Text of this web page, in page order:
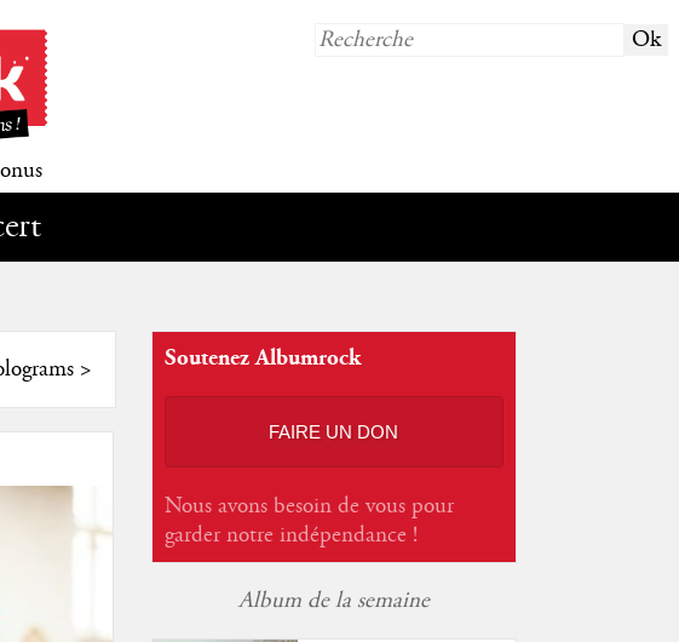
> Soutenez Albumrock
FAIRE UN DON
Nous avons besoin de vous pour
garder notre indépendance !
Album de la semaine